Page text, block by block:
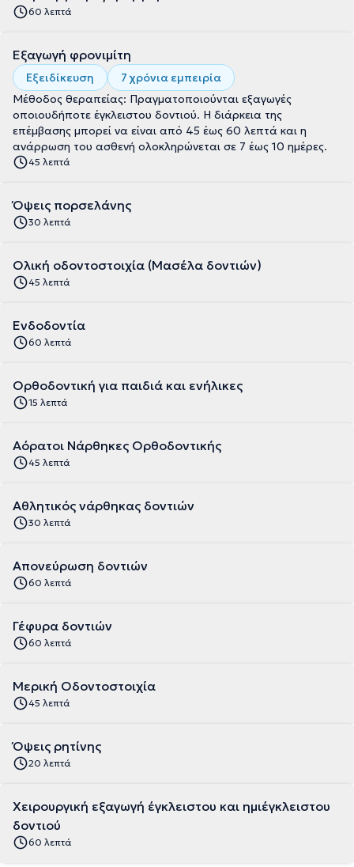
60 λεπτά
Εξαγωγή φρονιμίτη
Εξειδίκευση
7 χρόνια εμπειρία
Μέθοδος θεραπείας: Πραγματοποιούνται εξαγωγές
οποιουδήποτε έγκλειστου δοντιού. Η διάρκεια της
επέμβασης μπορεί να είναι από 45 έως 60 λεπτά και η
ανάρρωση του ασθενή ολοκληρώνεται σε 7 έως 10 ημέρες.
45 λεπτά
Όψεις πορσελάνης
30 λεπτά
Ολική οδοντοστοιχία (Μασέλα δοντιών)
45 λεπτά
Ενδοδοντία
60 λεπτά
Ορθοδοντική για παιδιά και ενήλικες
15 λεπτά
Αόρατοι Νάρθηκες Ορθοδοντικής
45 λεπτά
Aθλητικός νάρθηκας δοντιών
30 λεπτά
Απονεύρωση δοντιών
60 λεπτά
Γέφυρα δοντιών
60 λεπτά
Μερική Οδοντοστοιχία
45 λεπτά
Όψεις ρητίνης
20 λεπτά
Χειρουργική εξαγωγή έγκλειστου και ημιέγκλειστου
δοντιού
60 λεπτά